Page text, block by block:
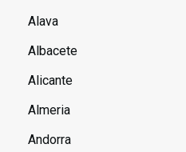
Alava
Albacete
Alicante
Almeria
Andorra